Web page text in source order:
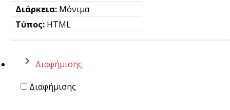
Μόνιμα
HTML
Διαφήμισης
Διαφήμισης